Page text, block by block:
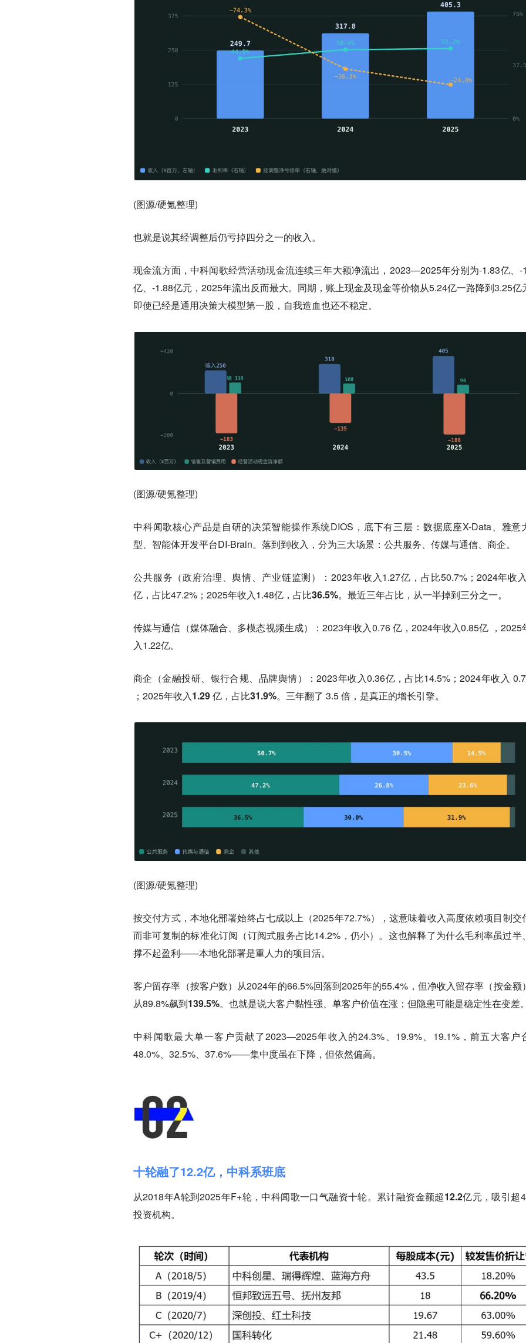
(图源/硬氪整理)
也就是说其经调整后仍亏掉四分之一的收入。
现金流方面，中科闻歌经营活动现金流连续三年大额净流出 ，2023—2025年分别为-1.83亿、-
亿、-1.88亿元，2025年流出反而最大。同期，账上现金及现金等价物从5.24亿一路降到3.25亿
即使已经是通用决策大模型第一股，自我造血也还不稳定。
(图源/硬氪整理)
中科闻歌核心产品是自研的决策智能操作系统DIOS，底下有三层：数据底座X-Data、雅意
型、智能体开发平台DI-Brain。落到到收入，分为三大场景：公共服务、传媒与通信、商企。
公共服务 （政府治理、舆情、产业链监测）：2023年收入1.27亿，占比50.7%；2024年收
亿，占比47.2%；2025年收入1.48亿，占比36.5%。最近三年占比，从一半掉到三分之一。
传媒与通信 （媒体融合、多模态视频生成）：2023年收入0.76 亿，2024年收入0.85亿 ，2025
入1.22亿。
商企 （金融投研、银行合规、品牌舆情）：2023年收入0.36亿，占比14.5%；2024年收入
；2025年收入1.29 亿，占比31.9%。三年翻了 3.5 倍，是真正的增长引擎。
(图源/硬氪整理)
按交付方式，本地化部署始终占七成以上（2025年72.7%），这意味着收入高度依赖项目制交
而非可复制的标准化订阅（订阅式服务占比14.2%，仍小）。这也解释了为什么毛利率虽过半
撑不起盈利——本地化部署是重人力的项目活。
客户留存率 （按客户数）从2024年的66.5%回落到2025年的55.4%，但净收入留存率 （按金
从89.8%飙到139.5%。也就是说大客户黏性强、单客户价值在涨；但隐患可能是稳定性在变差
中科闻歌最大单一客户贡献了2023—2025年收入的24.3%、19.9%、19.1%，前五大客户
48.0%、32.5%、37.6%——集中度虽在下降，但依然偏高。
十轮融了12.2亿，中科系班底
从2018年A轮到2025年F+轮，中科闻歌一口气融资十轮。 累计融资金额超12.2亿元，吸引超
投资机构。